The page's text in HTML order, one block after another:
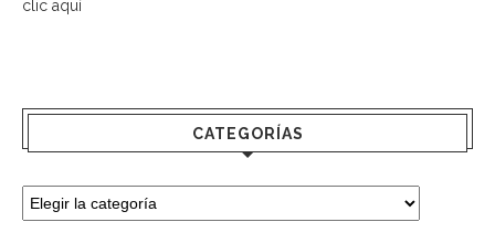
clic aquí
CATEGORÍAS